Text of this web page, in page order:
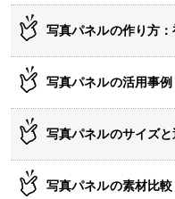
写真パネルの作り方
写真パネルの活用事
写真パネルのサイズ
写真パネルの素材比